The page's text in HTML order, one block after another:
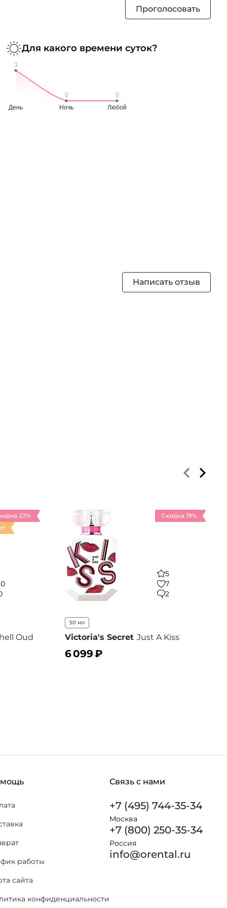
Проголосовать
Для какого времени суток?
Написать отзыв
22%
Oud
Скидка 19%
5
7
2
50 мл
Victoria's Secret Just A Kiss
6 099₽
работы
сайта
конфиденциальности
Связь с нами
+7 (495) 744-35-34
Москва
+7 (800) 250-35-34
Россия
info@orental.ru